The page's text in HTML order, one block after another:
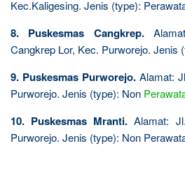
Kec.Kaligesing. Jenis (type):
8. Puskesmas Cangkrep.
Cangkrep Lor, Kec. Purworejo. Jenis
9. Puskesmas Purworejo.Alamat:
Purworejo. Jenis (type): Non
10. Puskesmas Mranti. Alamat:
Purworejo. Jenis (type): Non